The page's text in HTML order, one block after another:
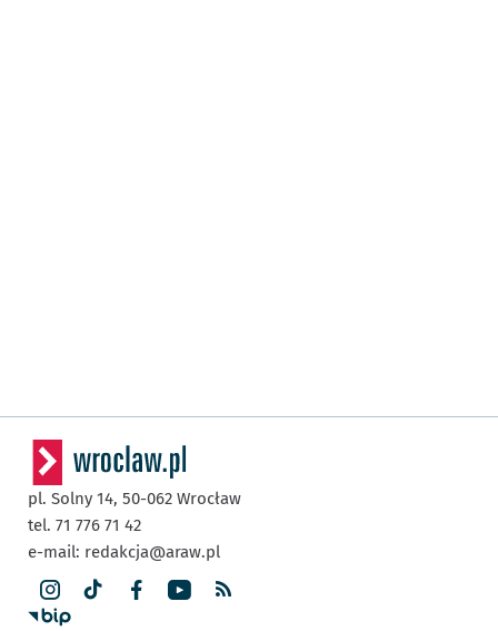
pl. Solny 14, 50-062 Wrocław
tel. 71 776 71 42
e-mail: redakcja@araw.pl